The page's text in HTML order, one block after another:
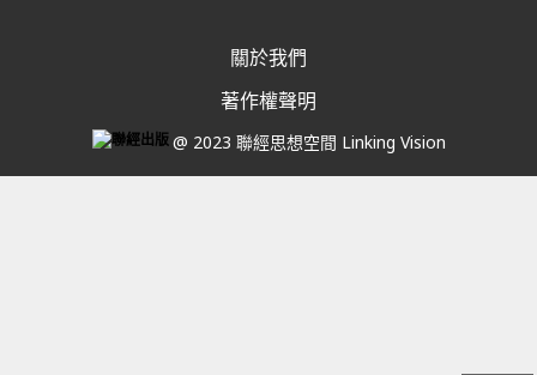
關於我們
著作權聲明
@ 2023 聯經思想空間 Linking Vision